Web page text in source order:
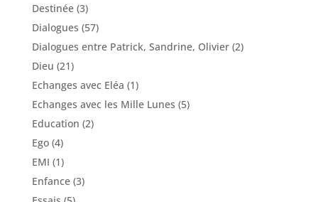
Destinée(3)
Dialogues (57)
Dialogues entre Patrick, Sandrine, Olivier(2)
Dieu (21)
Echanges avec Eléa (1)
Echanges avec les Mille Lunes (5)
Education (2)
Ego(4)
EMI (1)
Enfance(3)